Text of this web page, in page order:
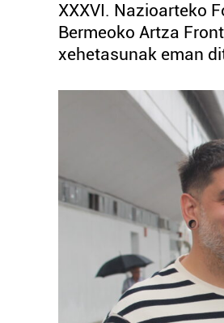
XXXVI. Nazioarteko
Bermeoko Artza
xehetasunak eman